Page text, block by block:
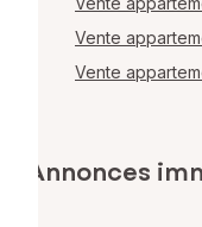
Vente
Vente
Annonces